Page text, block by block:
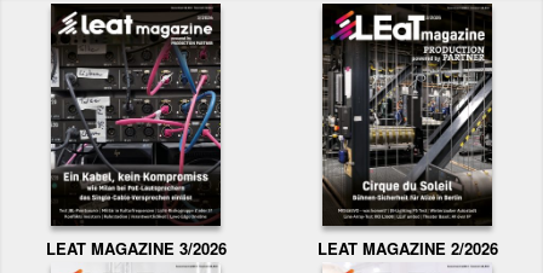
LEAT MAGAZINE 3/2026 LEAT MAGAZINE 2/2026